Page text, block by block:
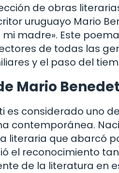
de obras
uruguayo Mario
mi madre». Este
de todas las
y el paso del
Mario
es considerado uno
contemporánea.
literaria que abarcó
el reconocimiento
de la literatura en